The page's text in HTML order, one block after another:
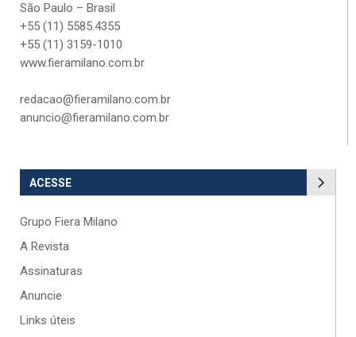
São Paulo – Brasil
+55 (11) 5585.4355
+55 (11) 3159-1010
www.fieramilano.com.br
redacao@fieramilano.com.br
anuncio@fieramilano.com.br
ACESSE
Grupo Fiera Milano
A Revista
Assinaturas
Anuncie
Links úteis